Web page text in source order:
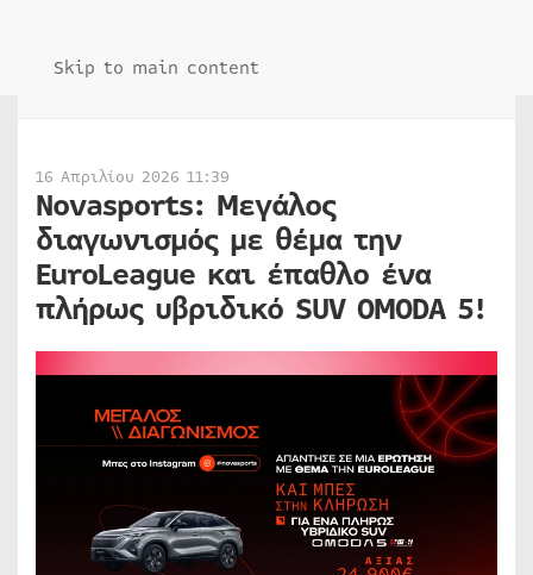
Skip to main content
16 Απριλίου 2026 11:39
Novasports: Μεγάλος
διαγωνισμός με θέμα την
EuroLeague και έπαθλο ένα
πλήρως υβριδικό SUV OMODA 5!